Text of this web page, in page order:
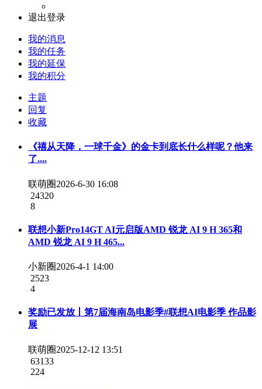
退出登录
我的消息
我的任务
我的延保
我的积分
主题
回复
收藏
《禧从天降，一球千金》的金卡到底长什么样呢？他来
了....
联萌圈2026-6-30 16:08
24320
8
联想小新Pro14GT AI元启版AMD 锐龙 AI 9 H 365和
AMD 锐龙 AI 9 H 465...
小新圈2026-4-1 14:00
2523
4
奖励已发放丨第7届海南岛电影季#联想AI电影季 作品影
展
联萌圈2025-12-12 13:51
63133
224